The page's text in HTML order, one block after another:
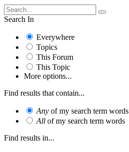
Search In
Everywhere
Topics
This Forum
This Topic
More options...
Find results that contain...
Any of my search term words
All of my search term words
Find results in...